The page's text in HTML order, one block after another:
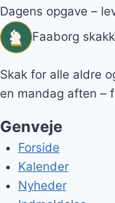
Dagens opgave –
Faaborg
Skak for alle aldre
en mandag aften –
Genveje
Forside
Kalender
Nyheder